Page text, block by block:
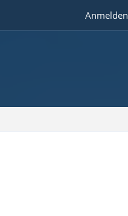
Anmelden